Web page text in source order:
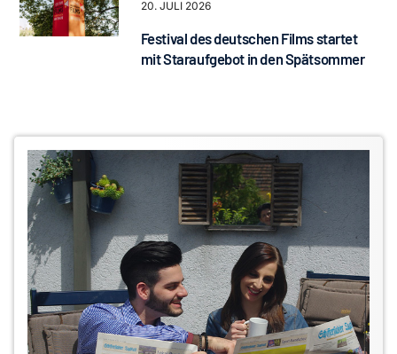
20. JULI 2026
Festival des deutschen Films startet
mit Staraufgebot in den Spätsommer